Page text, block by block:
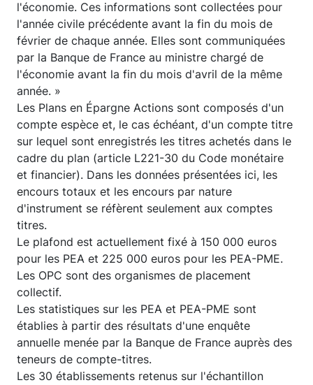
l'économie. Ces informations sont collectées pour
l'année civile précédente avant la fin du mois de
février de chaque année. Elles sont communiquées
par la Banque de France au ministre chargé de
l'économie avant la fin du mois d'avril de la même
année. »
Les Plans en Épargne Actions sont composés d'un
compte espèce et, le cas échéant, d'un compte titre
sur lequel sont enregistrés les titres achetés dans le
cadre du plan (article L221-30 du Code monétaire
et financier). Dans les données présentées ici, les
encours totaux et les encours par nature
d'instrument se réfèrent seulement aux comptes
titres.
Le plafond est actuellement fixé à 150 000 euros
pour les PEA et 225 000 euros pour les PEA-PME.
Les OPC sont des organismes de placement
collectif.
Les statistiques sur les PEA et PEA-PME sont
établies à partir des résultats d'une enquête
annuelle menée par la Banque de France auprès des
teneurs de compte-titres.
Les 30 établissements retenus sur l'échantillon